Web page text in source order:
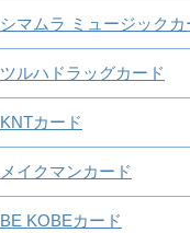
シマムラ ミュージックカ
ツルハドラッグカード
KNTカード
メイクマンカード
BE KOBEカード